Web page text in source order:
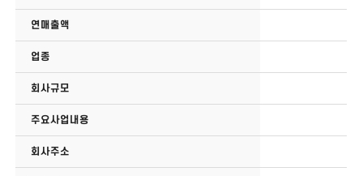
연매출액
업종
회사규모
주요사업내용
회사주소